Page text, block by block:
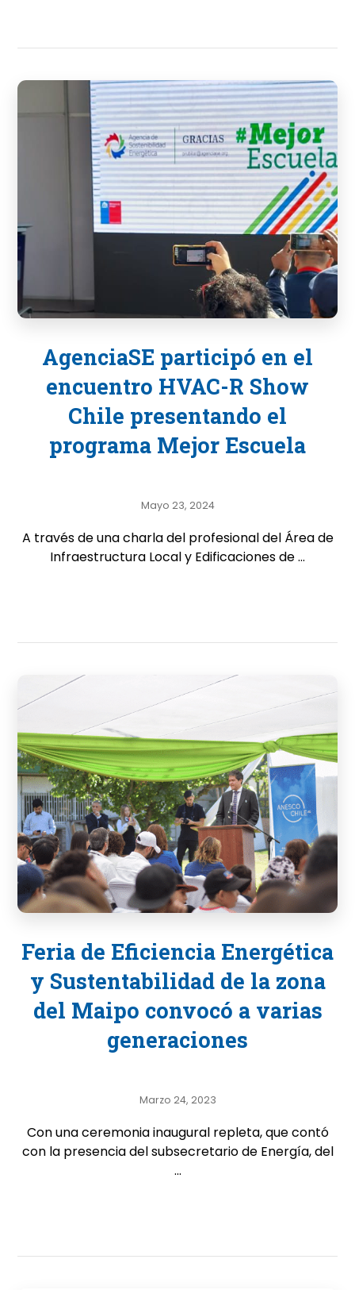
AgenciaSE participó en el
encuentro HVAC-R Show
Chile presentando el
programa Mejor Escuela
Mayo 23, 2024
A través de una charla del profesional del Área de
Infraestructura Local y Edificaciones de ...
Feria de Eficiencia Energética
y Sustentabilidad de la zona
del Maipo convocó a varias
generaciones
Marzo 24, 2023
Con una ceremonia inaugural repleta, que contó
con la presencia del subsecretario de Energía, del
...